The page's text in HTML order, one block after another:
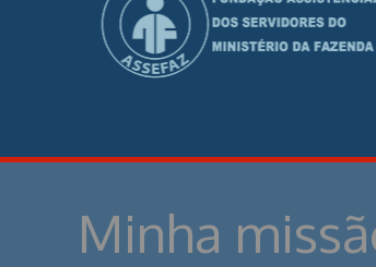
Minha